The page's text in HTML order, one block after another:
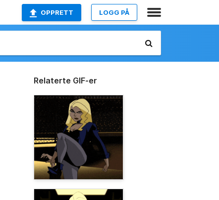
OPPRETT LOGG PÅ
Relaterte GIF-er